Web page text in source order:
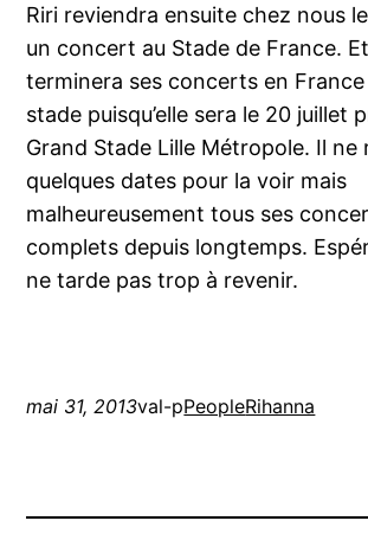
Riri reviendra ensuite chez nous
un concert au Stade de France.
terminera ses concerts en
stade puisqu’elle sera le 20 juillet
Grand Stade Lille Métropole. Il ne
quelques dates pour la voir mais
malheureusement tous ses
complets depuis longtemps.
ne tarde pas trop à revenir.
mai 31, 2013val-pPeopleRihanna